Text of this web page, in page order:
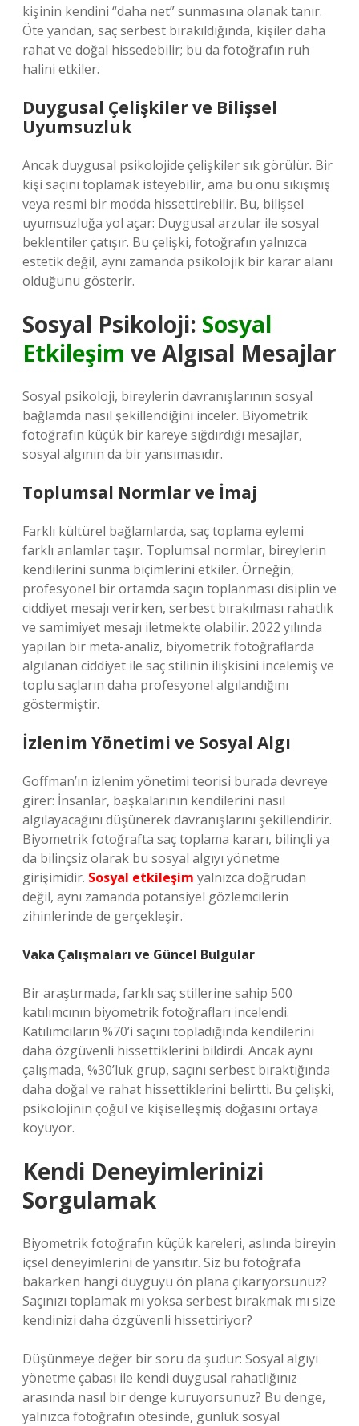
kişinin kendini “daha net” sunmasına olanak tanır.
Öte yandan, saç serbest bırakıldığında, kişiler daha
rahat ve doğal hissedebilir; bu da fotoğrafın ruh
halini etkiler.
Duygusal Çelişkiler ve Bilişsel
Uyumsuzluk
Ancak duygusal psikolojide çelişkiler sık görülür. Bir
kişi saçını toplamak isteyebilir, ama bu onu sıkışmış
veya resmi bir modda hissettirebilir. Bu, bilişsel
uyumsuzluğa yol açar: Duygusal arzular ile sosyal
beklentiler çatışır. Bu çelişki, fotoğrafın yalnızca
estetik değil, aynı zamanda psikolojik bir karar alanı
olduğunu gösterir.
Sosyal Psikoloji: Sosyal
Etkileşim ve Algısal Mesajlar
Sosyal psikoloji, bireylerin davranışlarının sosyal
bağlamda nasıl şekillendiğini inceler. Biyometrik
fotoğrafın küçük bir kareye sığdırdığı mesajlar,
sosyal algının da bir yansımasıdır.
Toplumsal Normlar ve İmaj
Farklı kültürel bağlamlarda, saç toplama eylemi
farklı anlamlar taşır. Toplumsal normlar, bireylerin
kendilerini sunma biçimlerini etkiler. Örneğin,
profesyonel bir ortamda saçın toplanması disiplin ve
ciddiyet mesajı verirken, serbest bırakılması rahatlık
ve samimiyet mesajı iletmekte olabilir. 2022 yılında
yapılan bir meta-analiz, biyometrik fotoğraflarda
algılanan ciddiyet ile saç stilinin ilişkisini incelemiş ve
toplu saçların daha profesyonel algılandığını
göstermiştir.
İzlenim Yönetimi ve Sosyal Algı
Goffman’ın izlenim yönetimi teorisi burada devreye
girer: İnsanlar, başkalarının kendilerini nasıl
algılayacağını düşünerek davranışlarını şekillendirir.
Biyometrik fotoğrafta saç toplama kararı, bilinçli ya
da bilinçsiz olarak bu sosyal algıyı yönetme
girişimidir. Sosyal etkileşim yalnızca doğrudan
değil, aynı zamanda potansiyel gözlemcilerin
zihinlerinde de gerçekleşir.
Vaka Çalışmaları ve Güncel Bulgular
Bir araştırmada, farklı saç stillerine sahip 500
katılımcının biyometrik fotoğrafları incelendi.
Katılımcıların %70’i saçını topladığında kendilerini
daha özgüvenli hissettiklerini bildirdi. Ancak aynı
çalışmada, %30’luk grup, saçını serbest bıraktığında
daha doğal ve rahat hissettiklerini belirtti. Bu çelişki,
psikolojinin çoğul ve kişiselleşmiş doğasını ortaya
koyuyor.
Kendi Deneyimlerinizi
Sorgulamak
Biyometrik fotoğrafın küçük kareleri, aslında bireyin
içsel deneyimlerini de yansıtır. Siz bu fotoğrafa
bakarken hangi duyguyu ön plana çıkarıyorsunuz?
Saçınızı toplamak mı yoksa serbest bırakmak mı size
kendinizi daha özgüvenli hissettiriyor?
Düşünmeye değer bir soru da şudur: Sosyal algıyı
yönetme çabası ile kendi duygusal rahatlığınız
arasında nasıl bir denge kuruyorsunuz? Bu denge,
yalnızca fotoğrafın ötesinde, günlük sosyal